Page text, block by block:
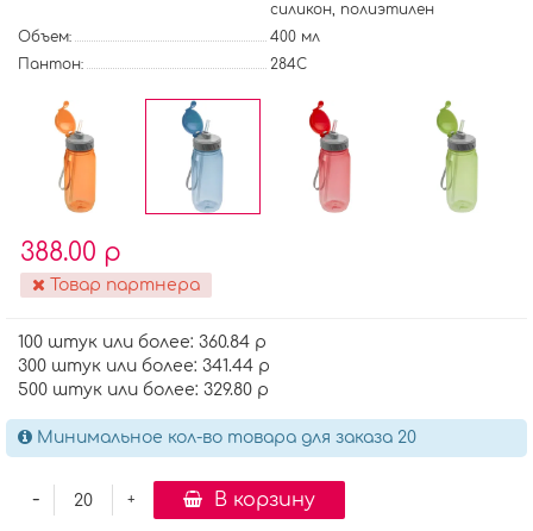
силикон, полиэтилен
Объем:
400 мл
Пантон:
284C
388.00 р
Товар партнера
100 штук или более: 360.84 р
300 штук или более: 341.44 р
500 штук или более: 329.80 р
Минимальное кол-во товара для заказа 20
+
- В корзину